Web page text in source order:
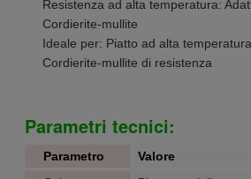
Resistenza ad alta temperatura:
Cordierite-mullite
Ideale per: Piatto ad alta
Cordierite-mullite di resistenza
Parametri tecnici:
Parametro
Valore